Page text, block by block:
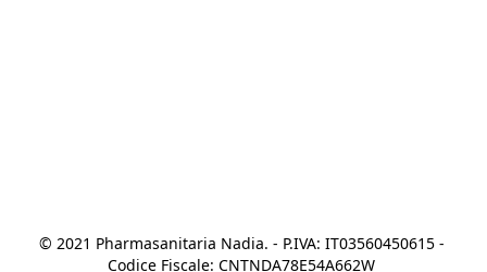
© 2021 Pharmasanitaria Nadia. - P.IVA: IT03560450615 -
Codice Fiscale: CNTNDA78E54A662W